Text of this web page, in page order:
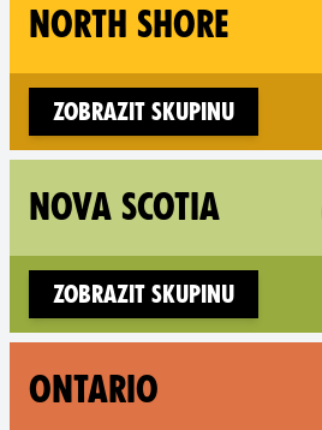
NORTH SHORE
Zobrazit skupinu
NOVA SCOTIA
Zobrazit skupinu
ONTARIO